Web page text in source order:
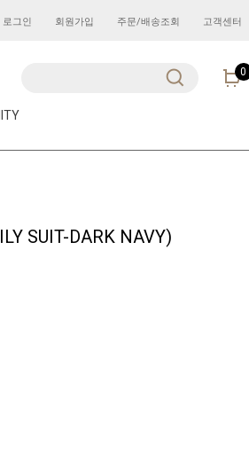
로그인 회원가입 주문/배송조회 고객센터
0
SUIT-DARK NAVY)